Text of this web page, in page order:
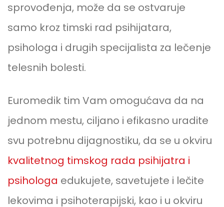
sprovođenja, može da se ostvaruje
samo kroz timski rad psihijatara,
psihologa i drugih specijalista za lečenje
telesnih bolesti.
Euromedik tim Vam omogućava da na
jednom mestu, ciljano i efikasno uradite
svu potrebnu dijagnostiku, da se u okviru
kvalitetnog timskog rada psihijatra i
psihologa edukujete, savetujete i lečite
lekovima i psihoterapijski, kao i u okviru